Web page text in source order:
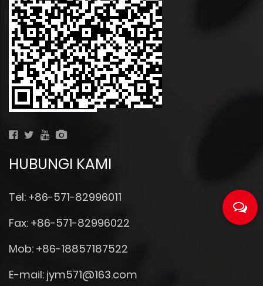
HUBUNGI KAMI
Tel: +86-571-82996011
Fax: +86-571-82996022
Mob: +86-18857187522
E-mail: jym571@163.com